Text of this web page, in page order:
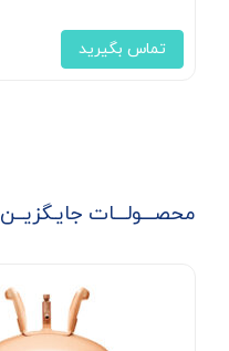
تماس بگیرید
محصـــولـــات جایـگزیــن